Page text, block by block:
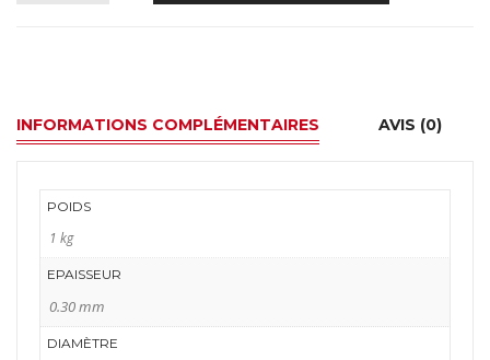
INFORMATIONS COMPLÉMENTAIRES AVIS (0)
POIDS
1 kg
EPAISSEUR
0.30 mm
DIAMÈTRE